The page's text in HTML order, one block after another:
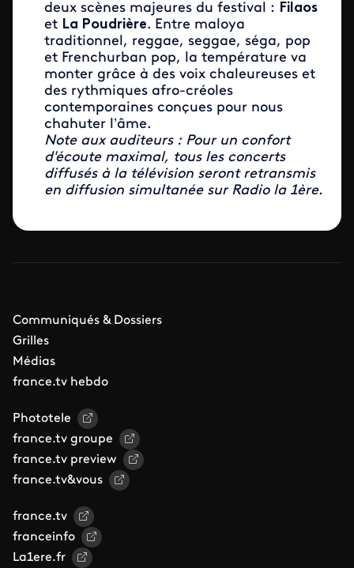
deux scènes majeures du festival : Filaos
et La Poudrière. Entre maloya
traditionnel, reggae, seggae, séga, pop
et Frenchurban pop, la température va
monter grâce à des voix chaleureuses et
des rythmiques afro-créoles
contemporaines conçues pour nous
chahuter l’âme.
Note aux auditeurs : Pour un confort
d'écoute maximal, tous les concerts
diffusés à la télévision seront retransmis
en diffusion simultanée sur Radio la 1ère.
Communiqués & Dossiers
Grilles
Médias
france.tv hebdo
Phototele
france.tv groupe
france.tv preview
france.tv&vous
france.tv
franceinfo
La1ere.fr